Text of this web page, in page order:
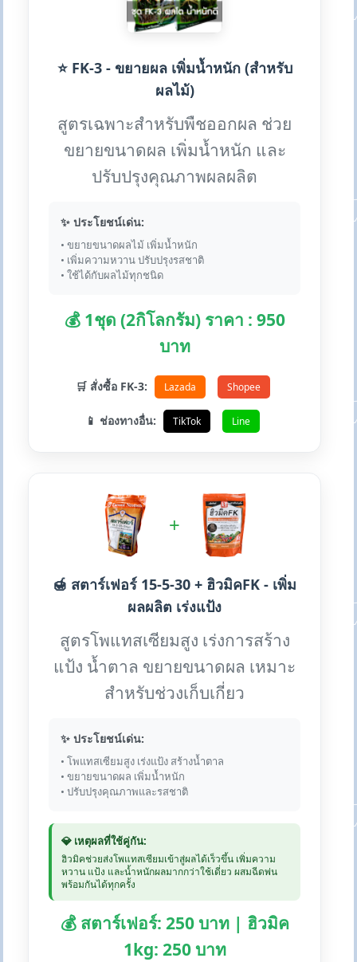
⭐ FK-3 - ขยายผล เพิ่มน้ำหนัก (สำหรับ
ผลไม้)
สูตรเฉพาะสำหรับพืชออกผล ช่วย
ขยายขนาดผล เพิ่มน้ำหนัก และ
ปรับปรุงคุณภาพผลผลิต
✨ ประโยชน์เด่น:
• ขยายขนาดผลไม้ เพิ่มน้ำหนัก
• เพิ่มความหวาน ปรับปรุงรสชาติ
• ใช้ได้กับผลไม้ทุกชนิด
💰 1ชุด (2กิโลกรัม) ราคา : 950
บาท
🛒 สั่งซื้อ FK-3: Lazada Shopee
📱 ช่องทางอื่น: TikTok Line
+
🍯 สตาร์เฟอร์ 15-5-30 + ฮิวมิคFK - เพิ่ม
ผลผลิต เร่งแป้ง
สูตรโพแทสเซียมสูง เร่งการสร้าง
แป้ง น้ำตาล ขยายขนาดผล เหมาะ
สำหรับช่วงเก็บเกี่ยว
✨ ประโยชน์เด่น:
• โพแทสเซียมสูง เร่งแป้ง สร้างน้ำตาล
• ขยายขนาดผล เพิ่มน้ำหนัก
• ปรับปรุงคุณภาพและรสชาติ
💎 เหตุผลที่ใช้คู่กัน:
ฮิวมิคช่วยส่งโพแทสเซียมเข้าสู่ผลได้เร็วขึ้น เพิ่มความ
หวาน แป้ง และน้ำหนักผลมากกว่าใช้เดี่ยว ผสมฉีดพ่น
พร้อมกันได้ทุกครั้ง
💰 สตาร์เฟอร์: 250 บาท | ฮิวมิค
1kg: 250 บาท